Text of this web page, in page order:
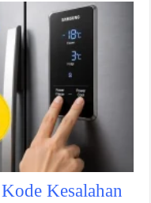
Kesalahan